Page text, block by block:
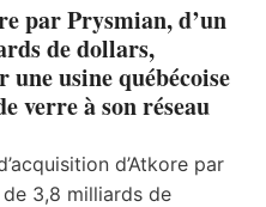
par Prysmian, d’un
de dollars,
usine québécoise
verre à son réseau
d’Atkore par
de 3,8 milliards de